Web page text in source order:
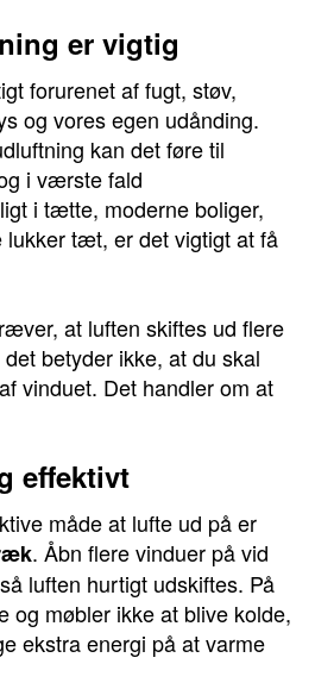
er vigtig
forurenet af fugt, støv,
og vores egen udånding.
kan det føre til
i værste fald
i tætte, moderne boliger,
lukker tæt, er det vigtigt at få
at luften skiftes ud flere
betyder ikke, at du skal
vinduet. Det handler om at
effektivt
måde at lufte ud på er
. Åbn flere vinduer på vid
luften hurtigt udskiftes. På
og møbler ikke at blive kolde,
ekstra energi på at varme